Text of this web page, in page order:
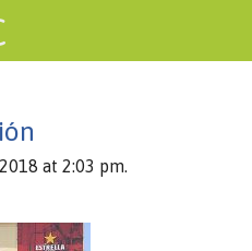
at 2:03 pm.